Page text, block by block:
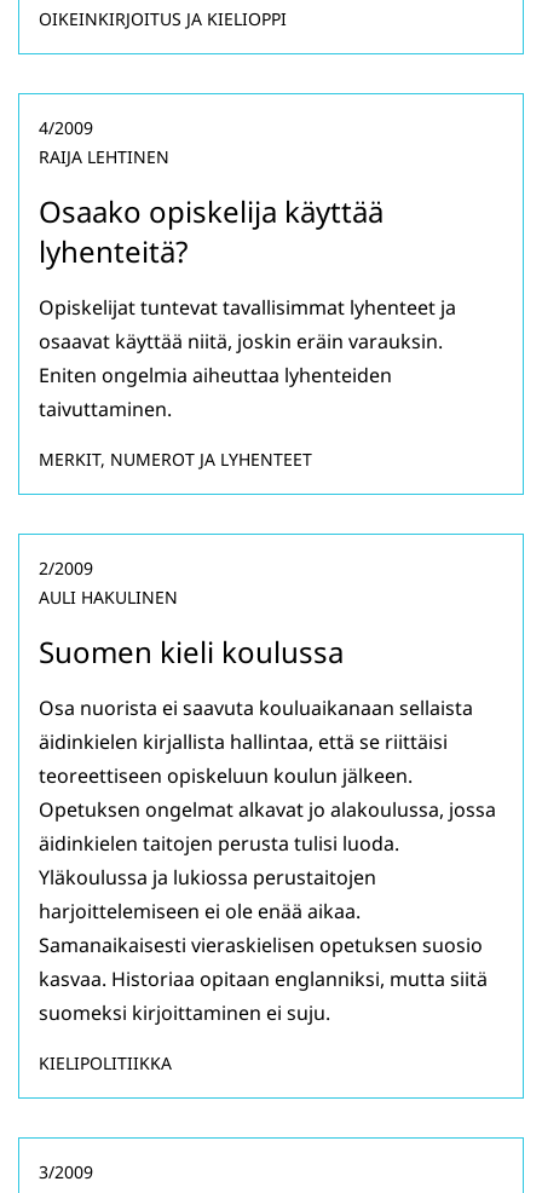
OIKEINKIRJOITUS JA KIELIOPPI
Osaako opiskelija käyttää
lyhenteitä?
4/2009
RAIJA LEHTINEN
Opiskelijat tuntevat tavallisimmat lyhenteet ja
osaavat käyttää niitä, joskin eräin varauksin.
Eniten ongelmia aiheuttaa lyhenteiden
taivuttaminen.
MERKIT, NUMEROT JA LYHENTEET
Suomen kieli koulussa
2/2009
AULI HAKULINEN
Osa nuorista ei saavuta kouluaikanaan sellaista
äidinkielen kirjallista hallintaa, että se riittäisi
teoreettiseen opiskeluun koulun jälkeen.
Opetuksen ongelmat alkavat jo alakoulussa, jossa
äidinkielen taitojen perusta tulisi luoda.
Yläkoulussa ja lukiossa perustaitojen
harjoittelemiseen ei ole enää aikaa.
Samanaikaisesti vieraskielisen opetuksen suosio
kasvaa. Historiaa opitaan englanniksi, mutta siitä
suomeksi kirjoittaminen ei suju.
KIELIPOLITIIKKA
3/2009